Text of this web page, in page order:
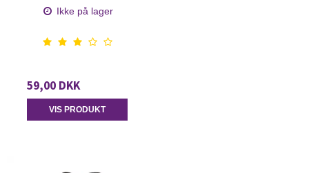
Ikke på lager
59,00 DKK
VIS PRODUKT